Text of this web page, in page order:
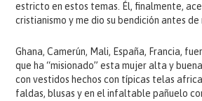
estricto en estos temas. Él, finalmente,
cristianismo y me dio su bendición antes de
Ghana, Camerún, Mali, España, Francia,
que ha “misionado” esta mujer alta y
con vestidos hechos con típicas telas
faldas, blusas y en el infaltable pañuelo